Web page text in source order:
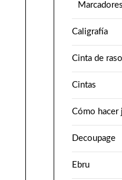
Marcadores
Caligrafía
Cinta de raso
Cintas
Cómo hacer
Decoupage
Ebru